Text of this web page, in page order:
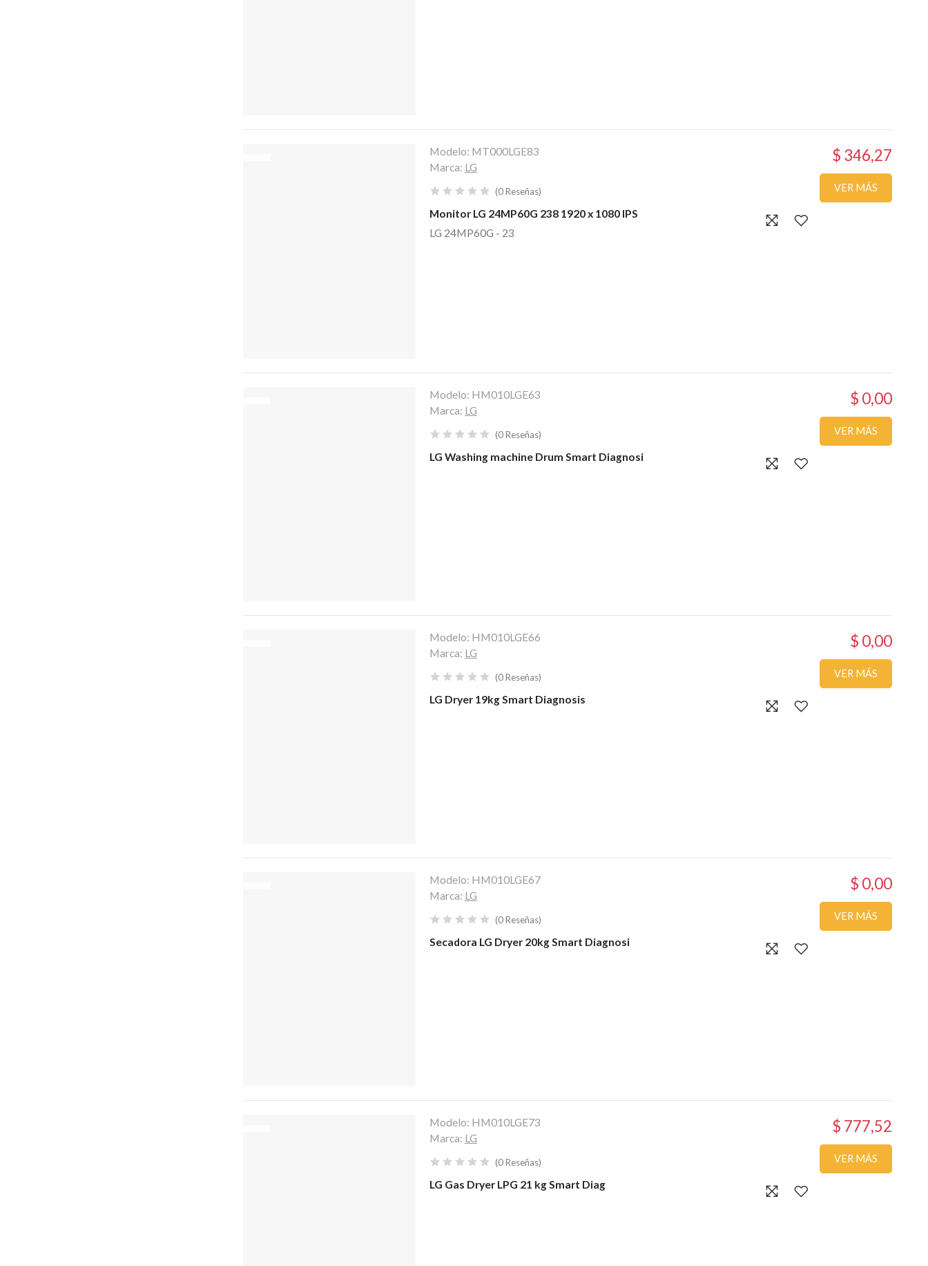
Modelo: MT000LGE83
Marca: LG
(0Reseñas)
Monitor LG 24MP60G 238 1920 x 1080 IPS
LG 24MP60G - 23
$ 346,27
VER MÁS
Modelo: HM010LGE63
Marca: LG
(0Reseñas)
LG Washing machine Drum Smart Diagnosi
$ 0,00
VER MÁS
Modelo: HM010LGE66
Marca: LG
(0Reseñas)
LG Dryer 19kg Smart Diagnosis
$ 0,00
VER MÁS
Modelo: HM010LGE67
Marca: LG
(0Reseñas)
Secadora LG Dryer 20kg Smart Diagnosi
$ 0,00
VER MÁS
Modelo: HM010LGE73
Marca: LG
(0Reseñas)
LG Gas Dryer LPG 21 kg Smart Diag
$ 777,52
VER MÁS